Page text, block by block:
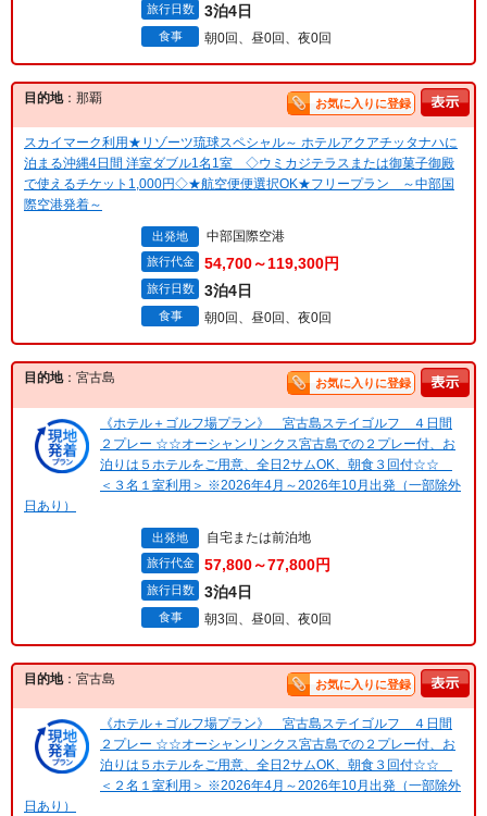
旅行日数 3泊4日
食事 朝0回、昼0回、夜0回
目的地：那覇 お気に入りに登録
スカイマーク利用★リゾーツ琉球スペシャル～ ホテルアクアチッタナハに
泊まる沖縄4日間 洋室ダブル1名1室 ◇ウミカジテラスまたは御菓子御殿
で使えるチケット1,000円◇★航空便便選択OK★フリープラン ～中部国
際空港発着～
出発地 中部国際空港
旅行代金 54,700～119,300円
旅行日数 3泊4日
食事 朝0回、昼0回、夜0回
目的地：宮古島 お気に入りに登録
《ホテル＋ゴルフ場プラン》 宮古島ステイゴルフ ４日間
２プレー ☆☆オーシャンリンクス宮古島での２プレー付、お
泊りは５ホテルをご用意、全日2サムOK、朝食３回付☆☆
＜３名１室利用＞ ※2026年4月～2026年10月出発（一部除外
日あり）
出発地 自宅または前泊地
旅行代金 57,800～77,800円
旅行日数 3泊4日
食事 朝3回、昼0回、夜0回
目的地：宮古島 お気に入りに登録
《ホテル＋ゴルフ場プラン》 宮古島ステイゴルフ ４日間
２プレー ☆☆オーシャンリンクス宮古島での２プレー付、お
泊りは５ホテルをご用意、全日2サムOK、朝食３回付☆☆
＜２名１室利用＞ ※2026年4月～2026年10月出発（一部除外
日あり）